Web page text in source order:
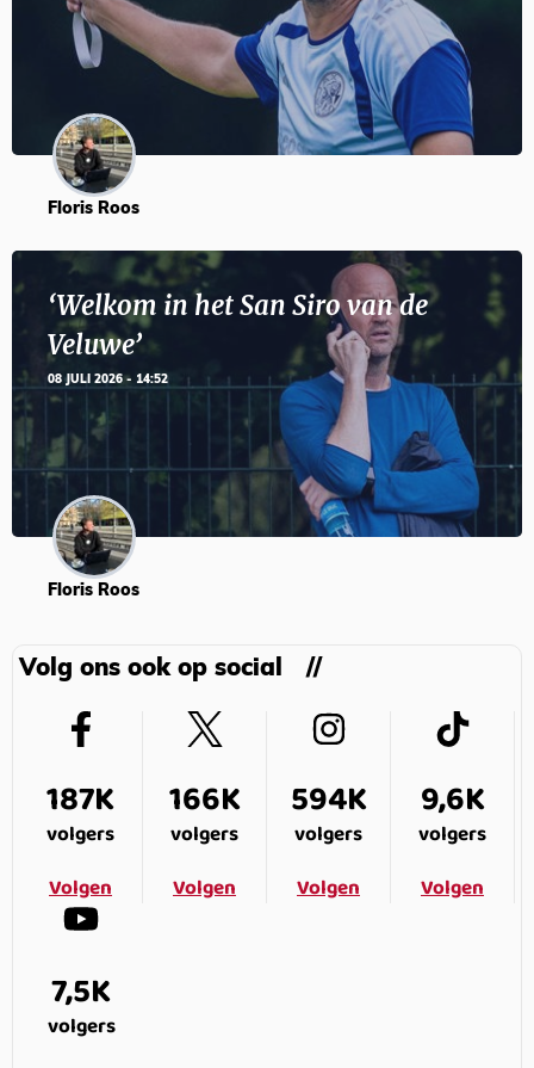
Floris Roos
‘Welkom in het San Siro van de
Veluwe’
08 JULI 2026 - 14:52
Floris Roos
Volg ons ook op social
187K
volgers
Volgen
166K
volgers
Volgen
594K
volgers
Volgen
9,6K
volgers
Volgen
7,5K
volgers